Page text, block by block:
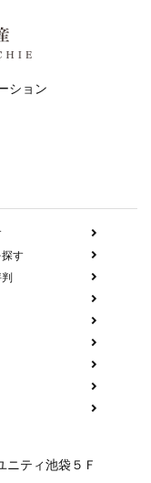
ション
す
ティ池袋５Ｆ